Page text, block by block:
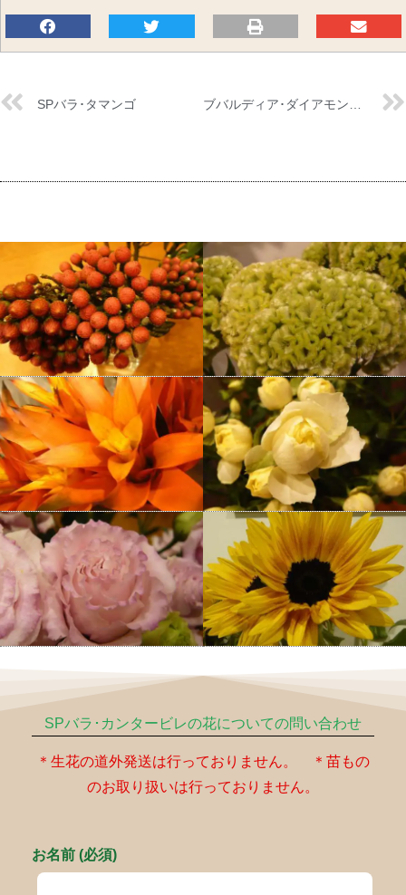
SPバラ･タマンゴ
SPバラ･カンタービレの花についての問い合わせ
＊生花の道外発送は行っておりません。 ＊苗もの
のお取り扱いは行っておりません。
お名前 (必須)